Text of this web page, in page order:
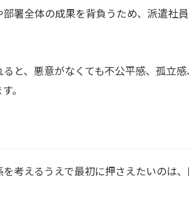
署全体の成果を背負うため、派遣社
と、悪意がなくても不公平感、孤立
。
考えるうえで最初に押さえたいのは